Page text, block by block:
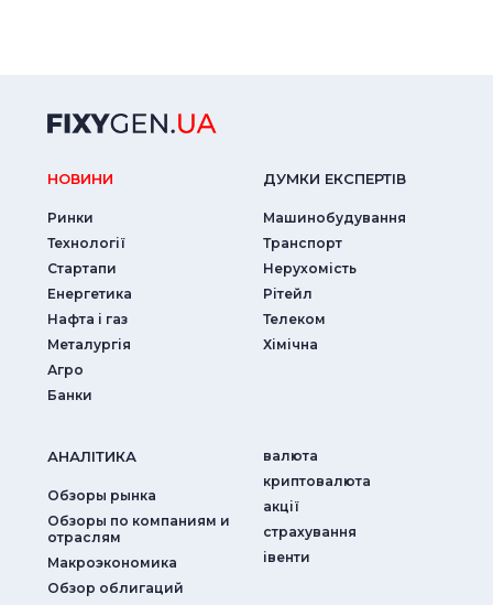
НОВИНИ
Ринки
Технології
Стартапи
Енергетика
Нафта і газ
Металургія
Агро
Банки
ДУМКИ ЕКСПЕРТIВ
Машинобудування
Транспорт
Нерухомість
Рітейл
Телеком
Хімічна
АНАЛIТИКА
Обзоры рынка
Обзоры по компаниям и
отраслям
Макроэкономика
Обзор облигаций
валюта
криптовалюта
акції
страхування
iвенти